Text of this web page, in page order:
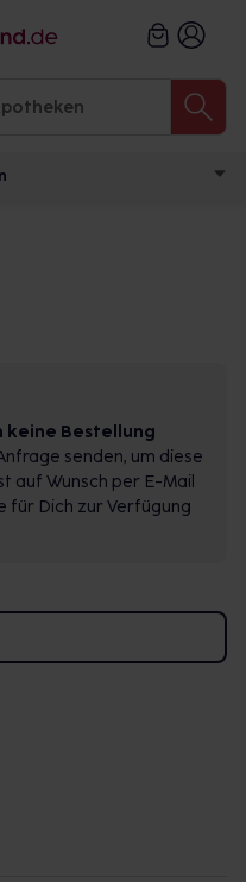
keine Bestellung
senden, um diese
auf Wunsch per E-Mail
für Dich zur Verfügung